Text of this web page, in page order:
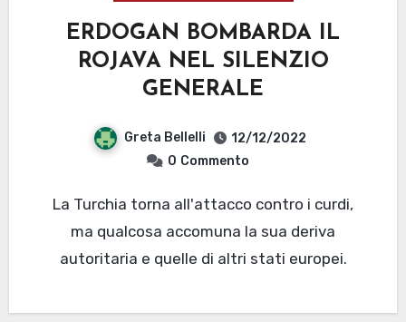
ERDOGAN BOMBARDA IL
ROJAVA NEL SILENZIO
GENERALE
Greta Bellelli
12/12/2022
0 Commento
La Turchia torna all'attacco contro i curdi,
ma qualcosa accomuna la sua deriva
autoritaria e quelle di altri stati europei.